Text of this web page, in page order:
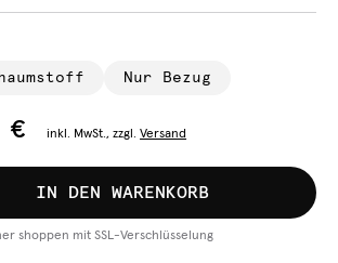
Nur Bezug
€ inkl. MwSt., zzgl. Versand
IN DEN WARENKORB
shoppen mit SSL-Verschlüsselung